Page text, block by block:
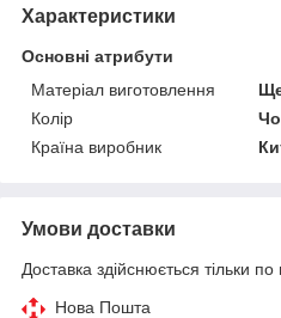
Характеристики
Основні атрибути
Матеріал виготовлення
Колір
Країна виробник
Умови доставки
Доставка здійснюється тільки по
Нова Пошта